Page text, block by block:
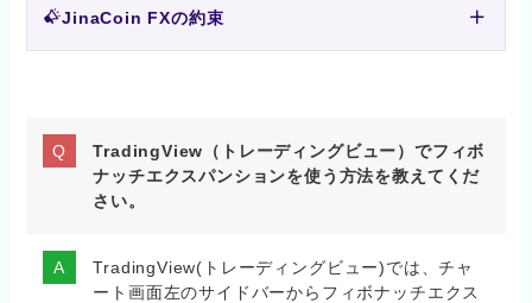
JinaCoin FXの約束
TradingView（トレーディングビュー）でフィボ
ナッチエクスパンションを使う方法を教えてくだ
さい。
TradingView(トレーディングビュー)では、チャ
ート画面左のサイドバーからフィボナッチエクス